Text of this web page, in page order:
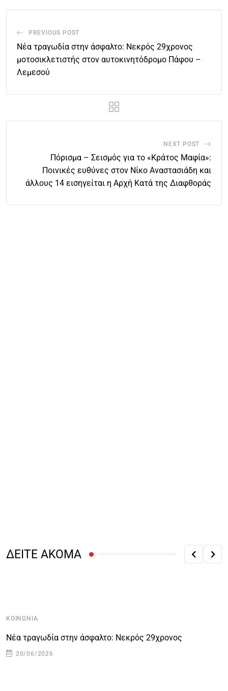
PREVIOUS POST
Νέα τραγωδία στην άσφαλτο: Νεκρός 29χρονος
μοτοσικλετιστής στον αυτοκινητόδρομο Πάφου –
Λεμεσού
NEXT POST
Πόρισμα – Σεισμός για το «Κράτος Μαφία»:
Ποινικές ευθύνες στον Νίκο Αναστασιάδη και
άλλους 14 εισηγείται η Αρχή Κατά της Διαφθοράς
ΔΕΙΤΕ ΑΚΟΜΑ
ΚΟΙΝΩΝΊΑ
Νέα τραγωδία στην άσφαλτο: Νεκρός 29χρονος
20/06/2026